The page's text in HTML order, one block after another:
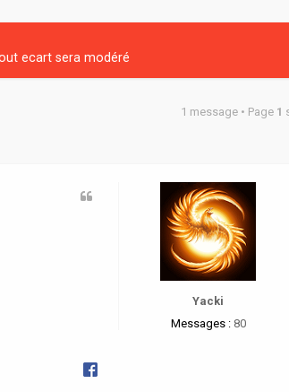
ecart sera modéré
1 message • Page 1
Yacki
Messages : 80